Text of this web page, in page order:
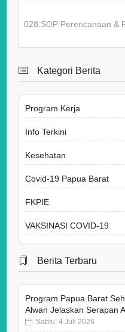
028.SOP Perencanaan &
Kategori Berita
Program Kerja
Info Terkini
Kesehatan
Covid-19 Papua Barat
FKPIE
VAKSINASI COVID-19
Berita Terbaru
Program Papua Barat
Alwan Jelaskan Serapan
Sabtu, 4 Juli 2026